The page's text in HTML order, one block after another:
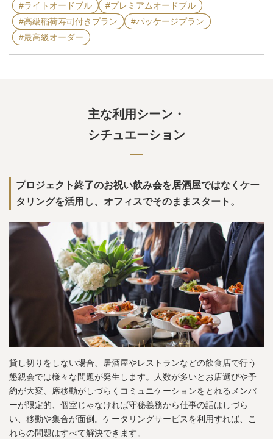
#ライトオードブル
#プレミアムオードブル
#高級稲荷寿司付きプラン
#パッケージプラン
#最高級オーダー
主な利用シーン・
シチュエーション
プロジェクト終了のお祝い飲み会を居酒屋ではなくケー
タリングを活用し、オフィスでそのままスタート。
貸し切りをしない場合、居酒屋やレストランなどの飲食店で行う
懇親会では様々な問題が発生します。人数が多いとお店選びや予
約が大変、席移動がしづらくコミュニケーションをとれるメンバ
ーが限定的、個室じゃなければ守秘義務から仕事の話はしづら
い、移動や集合が面倒。ケータリングサービスを利用すれば、こ
れらの問題はすべて解決できます。